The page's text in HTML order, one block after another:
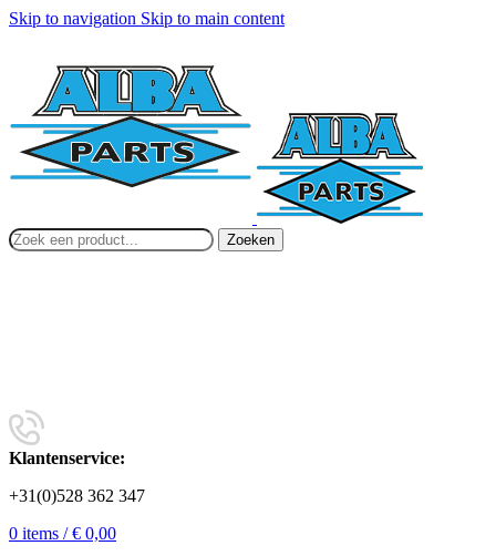
Skip to navigation Skip to main content
Zoeken
Klantenservice:
+31(0)528 362 347
0 items / € 0,00